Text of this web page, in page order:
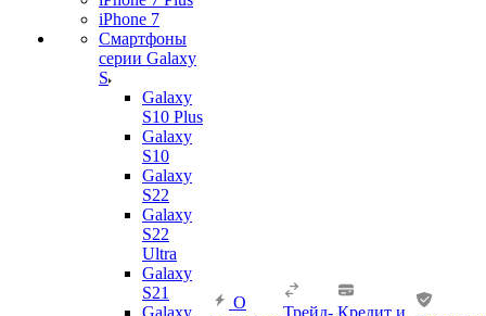
iPhone 7
Смартфоны
серии Galaxy
S
Galaxy
S10 Plus
Galaxy
S10
Galaxy
S22
Galaxy
S22
Ultra
Galaxy
S21
Galaxy
О
Трейд- Кредит и